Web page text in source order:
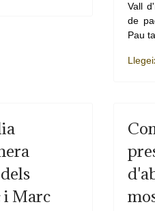
Vall
de
Pau
i Marc